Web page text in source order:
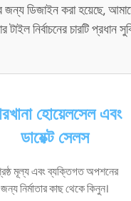
জন্য ডিজাইন করা হয়েছে,
নির্বাচনের চারটি প্রধান
হোয়েলসেল এবং
ডায়েক্ট সেলস
মূল্য এবং ব্যক্তিগত অপশনের
জন্য নির্মাতার কাছ থেকে কিনুন।